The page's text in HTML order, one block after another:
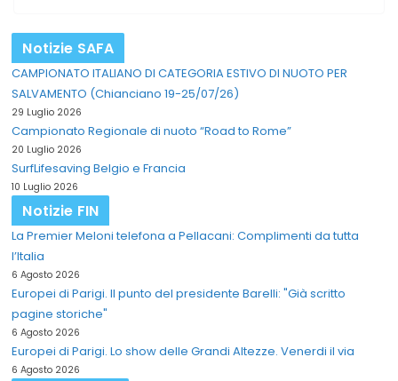
Notizie SAFA
CAMPIONATO ITALIANO DI CATEGORIA ESTIVO DI NUOTO PER
SALVAMENTO (Chianciano 19-25/07/26)
29 Luglio 2026
Campionato Regionale di nuoto “Road to Rome”
20 Luglio 2026
SurfLifesaving Belgio e Francia
10 Luglio 2026
Notizie FIN
La Premier Meloni telefona a Pellacani: Complimenti da tutta
l’Italia
6 Agosto 2026
Europei di Parigi. Il punto del presidente Barelli: "Già scritto
pagine storiche"
6 Agosto 2026
Europei di Parigi. Lo show delle Grandi Altezze. Venerdi il via
6 Agosto 2026